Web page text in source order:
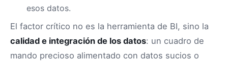
esos datos.
El factor crítico no es la herramienta de BI, sino la
calidad e integración de los datos: un cuadro de
mando precioso alimentado con datos sucios o